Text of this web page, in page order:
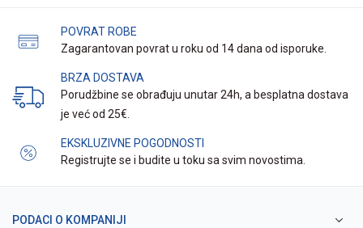
POVRAT ROBE
Zagarantovan povrat u roku od 14 dana od isporuke.
BRZA DOSTAVA
Porudžbine se obrađuju unutar 24h, a besplatna dostava
je već od 25€.
EKSKLUZIVNE POGODNOSTI
Registrujte se i budite u toku sa svim novostima.
PODACI O KOMPANIJI